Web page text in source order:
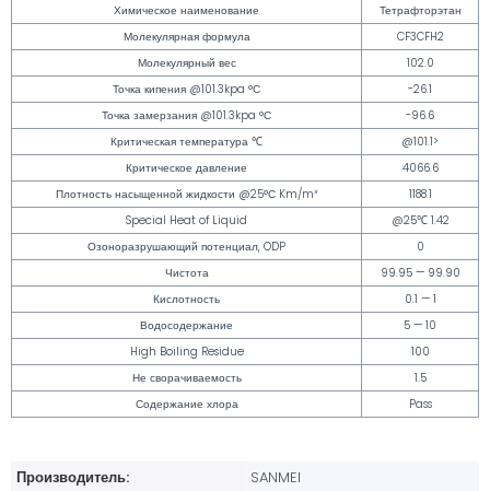
Химическое наименование
Тетрафторэтан
Молекулярная формула
CF3CFH2
Молекулярный вес
102.0
Точка кипения @101.3kpa °С
-26.1
Точка замерзания @101.3kpa °С
-96.6
Критическая температура ℃
@101.1>
Критическое давление
4066.6
Плотность насыщенной жидкости @25°С Km/m³
1188.1
Special Heat of Liquid
@25℃ 1.42
Озоноразрушающий потенциал, ODP
0
Чистота
99.95 — 99.90
Кислотность
0.1 — 1
Водосодержание
5 — 10
High Boiling Residue
100
Не сворачиваемость
1.5
Содержание хлора
Pass
Производитель:
SANMEI